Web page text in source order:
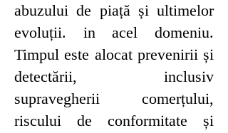
abuzului de piață și ultimelor
evoluții. in acel domeniu.
Timpul este alocat prevenirii și
detectării, inclusiv
supravegherii comerțului,
riscului de conformitate și